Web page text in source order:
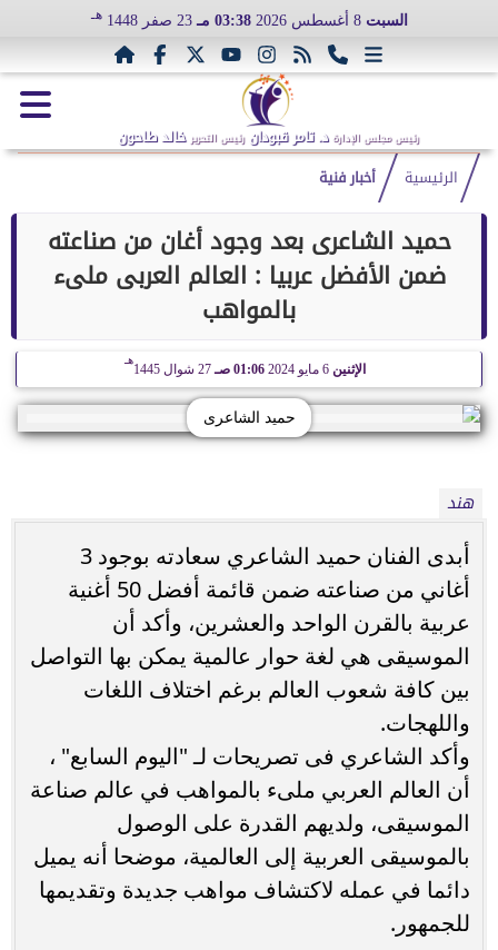
السبت 8 أغسطس 2026 03:38 مـ 23 صفر 1448 هـ
رئيس مجلس الإدارة د. تامر قبودان رئيس التحرير خالد طاحون
الرئيسية أخبار فنية
حميد الشاعرى بعد وجود أغان من صناعته
ضمن الأفضل عربيا : العالم العربى ملىء
بالمواهب
الإثنين 6 مايو 2024 01:06 صـ 27 شوال 1445
هـ
حميد الشاعرى
هند
أبدى الفنان حميد الشاعري سعادته بوجود 3
أغاني من صناعته ضمن قائمة أفضل 50 أغنية
عربية بالقرن الواحد والعشرين، وأكد أن
الموسيقى هي لغة حوار عالمية يمكن بها التواصل
بين كافة شعوب العالم برغم اختلاف اللغات
واللهجات.
وأكد الشاعري فى تصريحات لـ "اليوم السابع" ،
أن العالم العربي ملىء بالمواهب في عالم صناعة
الموسيقى، ولديهم القدرة على الوصول
بالموسيقى العربية إلى العالمية، موضحا أنه يميل
دائما في عمله لاكتشاف مواهب جديدة وتقديمها
للجمهور.